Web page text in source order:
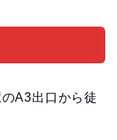
A3出口から徒